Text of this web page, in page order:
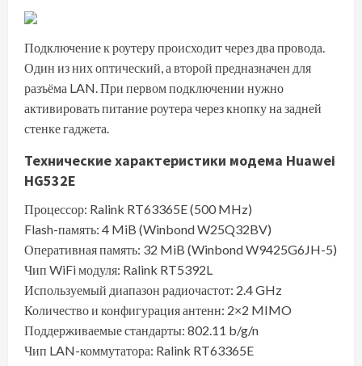
Подключение к роутеру происходит через два провода.
Один из них оптический, а второй предназначен для
разъёма LAN. При первом подключении нужно
активировать питание роутера через кнопку на задней
стенке гаджета.
Технические характеристики модема Huawei
HG532E
Процессор: Ralink RT63365E (500 MHz)
Flash-память: 4 MiB (Winbond W25Q32BV)
Оперативная память: 32 MiB (Winbond W9425G6JH-5)
Чип WiFi модуля: Ralink RT5392L
Используемый диапазон радиочастот: 2.4 GHz
Количество и конфигурация антенн: 2×2 MIMO
Поддерживаемые стандарты: 802.11 b/g/n
Чип LAN-коммутатора: Ralink RT63365E